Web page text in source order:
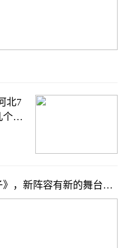
北7
个
，新阵容有新的舞台解